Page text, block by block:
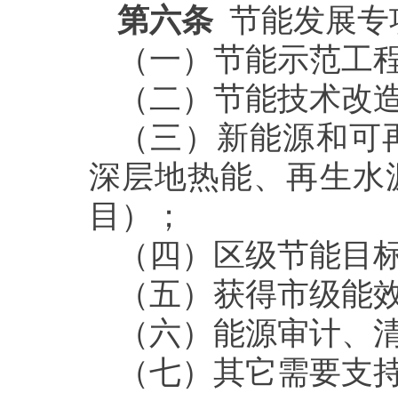
第六条节能发展专
（一）节能示范工
（二）节能技术改
（三）新能源和
深层地热能、再生
目）；
（四）区级节能目
（五）获得市级能
（六）能源审计、
（七）其它需要支